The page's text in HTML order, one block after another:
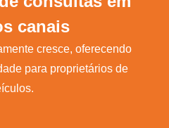
canais
cresce, oferecendo
para proprietários de